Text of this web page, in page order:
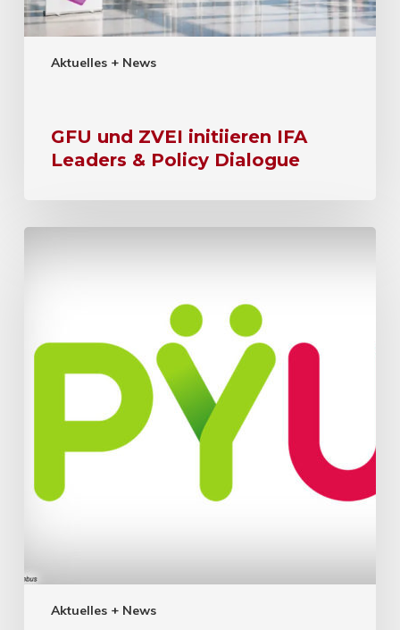
Aktuelles + News
GFU und ZVEI initiieren IFA
Leaders & Policy Dialogue
Aktuelles + News